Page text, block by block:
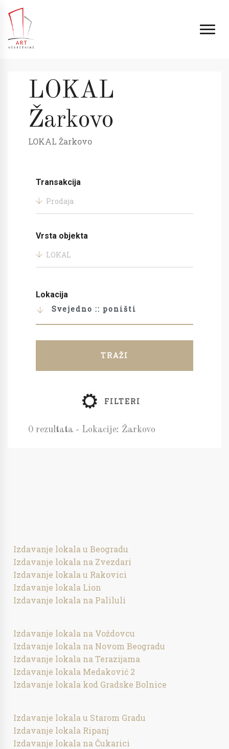
LOKAL
Žarkovo
LOKAL Žarkovo
Transakcija
Prodaja
Vrsta objekta
LOKAL
Lokacija
Svejedno :: poništi
TRAŽI
FILTERI
0 rezultata - Lokacije: Žarkovo
Izdavanje lokala u Beogradu
Izdavanje lokala na Zvezdari
Izdavanje lokala u Rakovici
Izdavanje lokala Lion
Izdavanje lokala na Paliluli
Izdavanje lokala na Voždovcu
Izdavanje lokala na Novom Beogradu
Izdavanje lokala na Terazijama
Izdavanje lokala Medaković 2
Izdavanje lokala kod Gradske Bolnice
Izdavanje lokala u Starom Gradu
Izdavanje lokala Ripanj
Izdavanje lokala na Čukarici